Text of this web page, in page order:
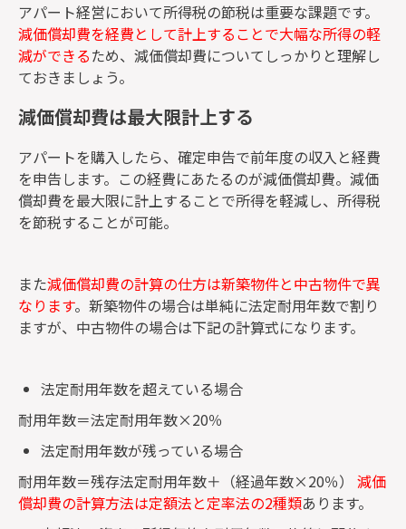
アパート経営において所得税の節税は重要な課題です。
減価償却費を経費として計上することで大幅な所得の軽
減ができるため、減価償却費についてしっかりと理解し
ておきましょう。
減価償却費は最大限計上する
アパートを購入したら、確定申告で前年度の収入と経費
を申告します。この経費にあたるのが減価償却費。減価
償却費を最大限に計上することで所得を軽減し、所得税
を節税することが可能。
また減価償却費の計算の仕方は新築物件と中古物件で異
なります。新築物件の場合は単純に法定耐用年数で割り
ますが、中古物件の場合は下記の計算式になります。
法定耐用年数を超えている場合
耐用年数＝法定耐用年数×20％
法定耐用年数が残っている場合
耐用年数＝残存法定耐用年数＋（経過年数×20％） 減価
償却費の計算方法は定額法と定率法の2種類あります。